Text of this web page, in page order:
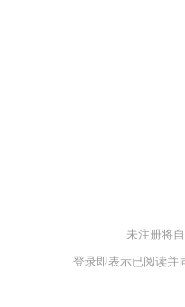
未注册将
登录即表示已阅读并